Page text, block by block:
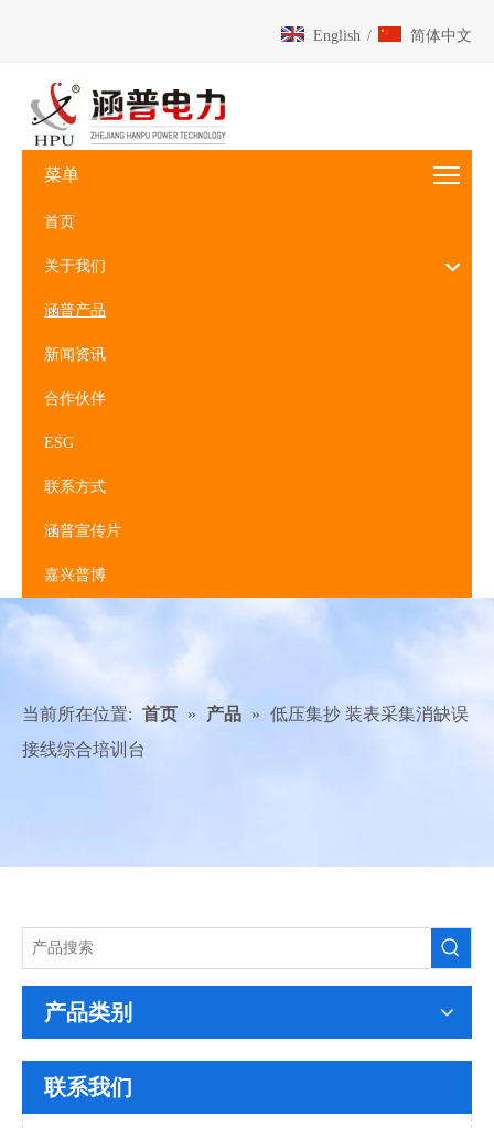
English / 简体中文
菜单
首页
关于我们
涵普产品
新闻资讯
合作伙伴
ESG
联系方式
涵普宣传片
嘉兴普博
当前所在位置: 首页 » 产品 » 低压集抄 装表采集消缺误
接线综合培训台
产品类别
联系我们